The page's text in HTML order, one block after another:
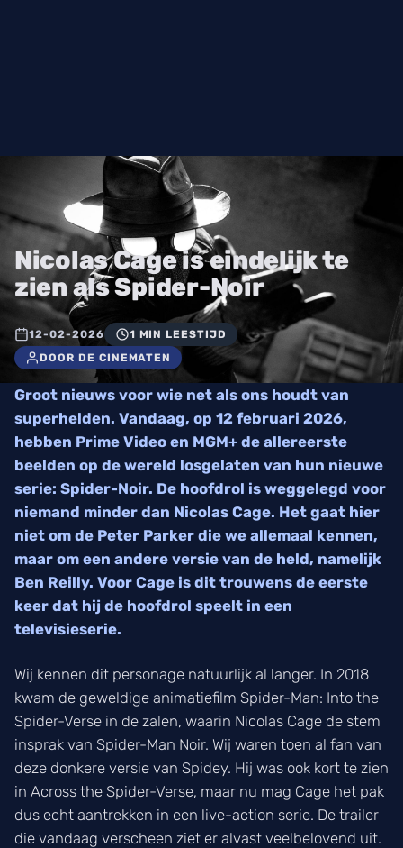
Nicolas Cage is eindelijk te
zien als Spider-Noir
12-02-2026
1 MIN LEESTIJD
DOOR DE CINEMATEN
Groot nieuws voor wie net als ons houdt van
superhelden. Vandaag, op 12 februari 2026,
hebben Prime Video en MGM+ de allereerste
beelden op de wereld losgelaten van hun nieuwe
serie: Spider-Noir. De hoofdrol is weggelegd voor
niemand minder dan Nicolas Cage. Het gaat hier
niet om de Peter Parker die we allemaal kennen,
maar om een andere versie van de held, namelijk
Ben Reilly. Voor Cage is dit trouwens de eerste
keer dat hij de hoofdrol speelt in een
televisieserie.
Wij kennen dit personage natuurlijk al langer. In 2018
kwam de geweldige animatiefilm Spider-Man: Into the
Spider-Verse in de zalen, waarin Nicolas Cage de stem
insprak van Spider-Man Noir. Wij waren toen al fan van
deze donkere versie van Spidey. Hij was ook kort te zien
in Across the Spider-Verse, maar nu mag Cage het pak
dus echt aantrekken in een live-action serie. De trailer
die vandaag verscheen ziet er alvast veelbelovend uit.